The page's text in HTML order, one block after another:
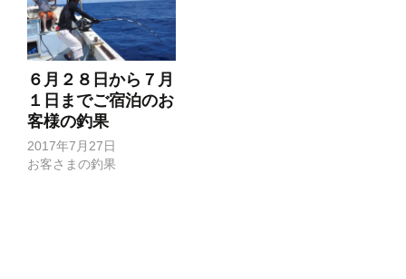
６月２８日から７月
１日までご宿泊のお
客様の釣果
2017年7月27日
お客さまの釣果